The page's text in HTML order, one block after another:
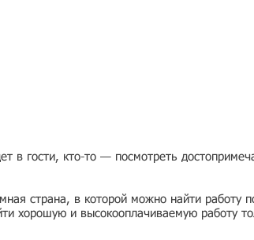
гости, кто-то — посмотреть
страна, в которой можно найти работу
хорошую и высокооплачиваемую работу